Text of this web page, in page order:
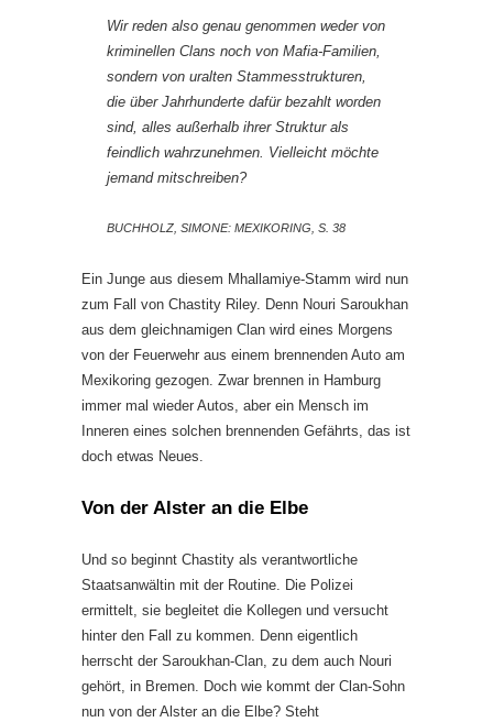
Wir reden also genau genommen weder von
kriminellen Clans noch von Mafia-Familien,
sondern von uralten Stammesstrukturen,
die über Jahrhunderte dafür bezahlt worden
sind, alles außerhalb ihrer Struktur als
feindlich wahrzunehmen. Vielleicht möchte
jemand mitschreiben?
BUCHHOLZ, SIMONE: MEXIKORING, S. 38
Ein Junge aus diesem Mhallamiye-Stamm wird nun
zum Fall von Chastity Riley. Denn Nouri Saroukhan
aus dem gleichnamigen Clan wird eines Morgens
von der Feuerwehr aus einem brennenden Auto am
Mexikoring gezogen. Zwar brennen in Hamburg
immer mal wieder Autos, aber ein Mensch im
Inneren eines solchen brennenden Gefährts, das ist
doch etwas Neues.
Von der Alster an die Elbe
Und so beginnt Chastity als verantwortliche
Staatsanwältin mit der Routine. Die Polizei
ermittelt, sie begleitet die Kollegen und versucht
hinter den Fall zu kommen. Denn eigentlich
herrscht der Saroukhan-Clan, zu dem auch Nouri
gehört, in Bremen. Doch wie kommt der Clan-Sohn
nun von der Alster an die Elbe? Steht